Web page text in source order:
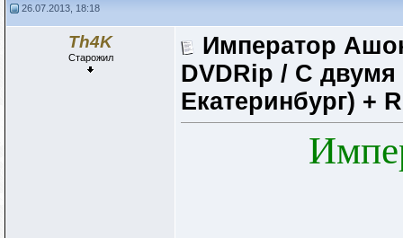
26.07.2013, 18:18
Th4K
Старожил
Император
DVDRip / С
Екатеринбург) +